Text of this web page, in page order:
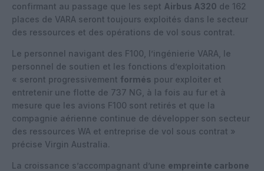
confirmant au passage que les sept Airbus A320 de 162
places de VARA seront toujours exploités dans le secteur
des ressources et des opérations de vol sous contrat.
Le personnel navigant des F100, l’ingénierie VARA, le
personnel de soutien et les fonctions d’exploitation
« seront progressivement formés pour exploiter et
entretenir une flotte de 737 NG, à la fois au fur et à
mesure que les avions F100 sont retirés et que la
compagnie aérienne continue de développer son secteur
des ressources WA et entreprise de vol sous contrat »
précise Virgin Australia.
La croissance s’accompagnant d’une empreinte carbone